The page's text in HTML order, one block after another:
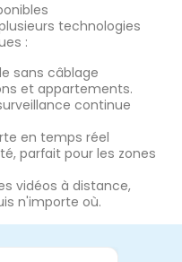
technologies
:
sans câblage
et appartements.
continue
en temps réel
parfait pour les zones
vidéos à distance,
n'importe où.